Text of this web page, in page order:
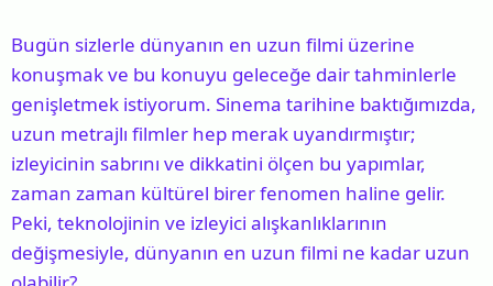
a
t
a
n
a
r
i
h
Bugün sizlerle dünyanın en uzun filmi üzerine
konuşmak ve bu konuyu geleceğe dair tahminlerle
genişletmek istiyorum. Sinema tarihine baktığımızda,
uzun metrajlı filmler hep merak uyandırmıştır;
izleyicinin sabrını ve dikkatini ölçen bu yapımlar,
zaman zaman kültürel birer fenomen haline gelir.
Peki, teknolojinin ve izleyici alışkanlıklarının
değişmesiyle, dünyanın en uzun filmi ne kadar uzun